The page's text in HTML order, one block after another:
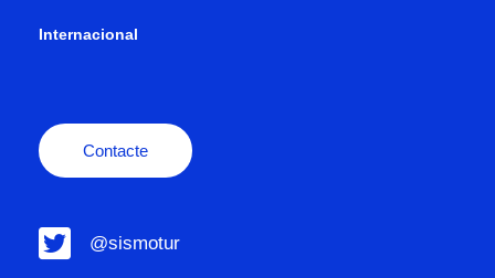
Internacional
Contacte
@sismotur